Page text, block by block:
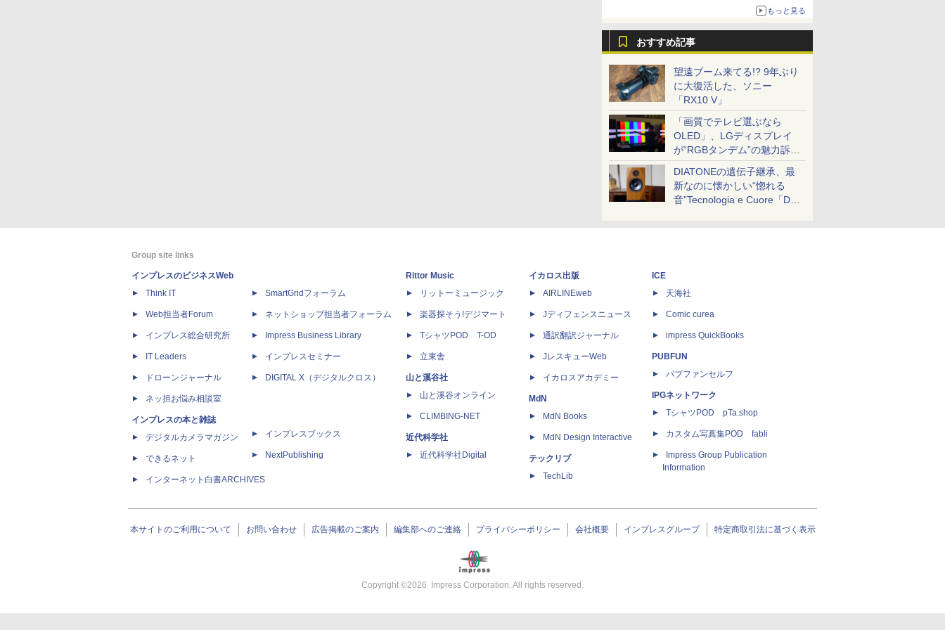
もっと見る
おすすめ記事
望遠ブーム来てる!? 9年ぶり
に大復活した、ソニー
「RX10 V」
「画質でテレビ選ぶなら
OLED」、LGディスプレイ
が“RGBタンデム”の魅力訴
求。液晶とのガチ比較も
DIATONEの遺伝子継承、最
新なのに懐かしい“惚れる
音”Tecnologia e Cuore「DS-
Group site links
インプレスのビジネスWeb
Think IT
Web担当者Forum
インプレス総合研究所
IT Leaders
ドローンジャーナル
ネッ担お悩み相談室
インプレスの本と雑誌
デジタルカメラマガジン
できるネット
インターネット白書ARCHIVES
SmartGridフォーラム
ネットショップ担当者フォーラム
Impress Business Library
インプレスセミナー
DIGITAL X（デジタルクロス）
インプレスブックス
NextPublishing
Rittor Music
リットーミュージック
楽器探そう!デジマート
TシャツPOD T-OD
立東舎
山と溪谷社
山と溪谷オンライン
CLIMBING-NET
近代科学社
近代科学社Digital
イカロス出版
AIRLINEweb
Jディフェンスニュース
通訳翻訳ジャーナル
JレスキューWeb
イカロスアカデミー
MdN
MdN Books
MdN Design Interactive
テックリブ
TechLib
ICE
天海社
Comic curea
impress QuickBooks
PUBFUN
パブファンセルフ
IPGネットワーク
TシャツPOD pTa.shop
カスタム写真集POD fabli
Impress Group Publication
Information
本サイトのご利用について お問い合わせ 広告掲載のご案内 編集部へのご連絡 プライバシーポリシー 会社概要 インプレスグループ 特定商取引法に基づく表示
Copyright ©2026 Impress Corporation. All rights reserved.